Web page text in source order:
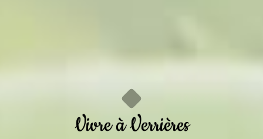
Vivre à Verrières